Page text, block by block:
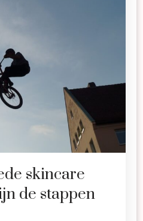
skincare
de stappen